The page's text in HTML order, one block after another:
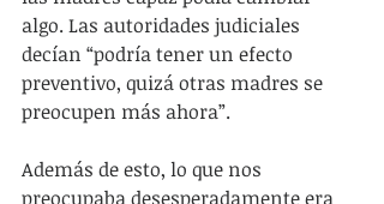
algo. Las autoridades judiciales
decían “podría tener un efecto
preventivo, quizá otras madres se
preocupen más ahora”.
Además de esto, lo que nos
preocupaba desesperadamente era